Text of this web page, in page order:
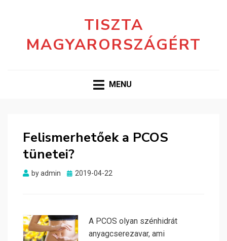
TISZTA
MAGYARORSZÁGÉRT
MENU
Felismerhetőek a PCOS
tünetei?
byadmin
Posted
2019-04-22
A PCOS olyan szénhidrát
anyagcserezavar, ami